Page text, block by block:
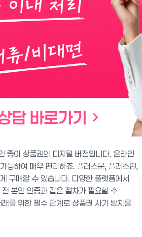
종이 상품권의 디지털 버전입니다. 온라인
능하여 매우 편리하죠. 플러스문, 플러스핀,
구매할 수 있습니다. 다양한 플랫폼에서
본인 인증과 같은 절차가 필요할 수
를 위한 필수 단계로 상품권 사기 방지를